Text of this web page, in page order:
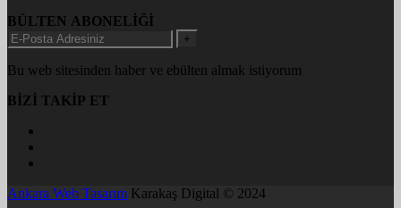
BÜLTEN ABONELİĞİ
+
Bu web sitesinden haber ve ebülten almak istiyorum
BİZİ TAKİP ET
Ankara Web Tasarım Karakaş Digital © 2024